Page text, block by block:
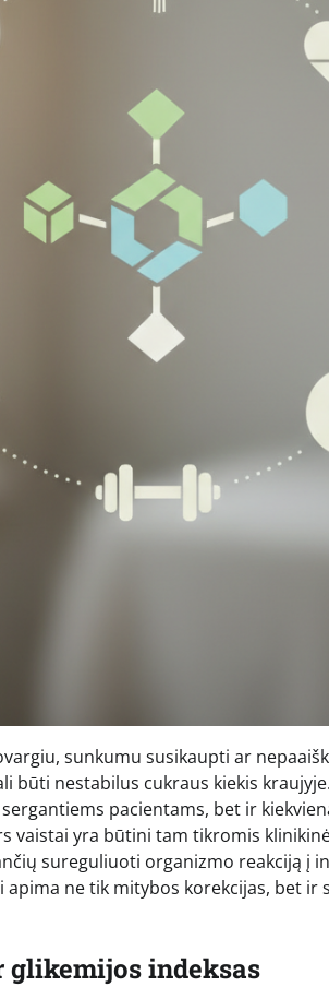
sunkumu susikaupti ar
būti nestabilus cukraus kiekis
pacientams, bet ir
vaistai yra būtini tam tikromis
sureguliuoti organizmo reakciją į
ne tik mitybos korekcijas, bet ir
indeksas